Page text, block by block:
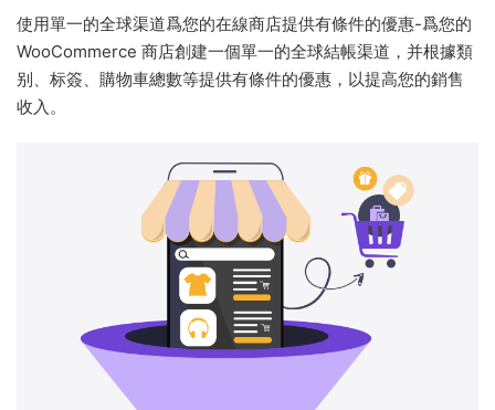
使用單一的全球渠道爲您的在線商店提供有條件的優惠-爲您的
WooCommerce 商店創建一個單一的全球結帳渠道，并根據類
别、标簽、購物車總數等提供有條件的優惠，以提高您的銷售
收入。